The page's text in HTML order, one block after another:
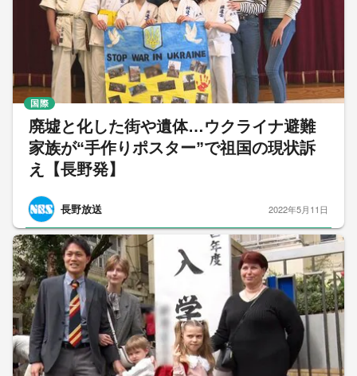
廃墟と化した街や遺体…ウクライナ避難
家族が“手作りポスター”で祖国の現状訴
え【長野発】
長野放送
国際
2022年5月11日